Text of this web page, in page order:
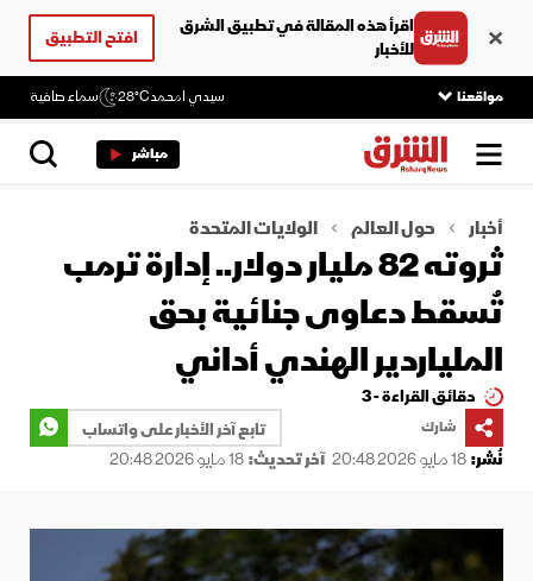
اقرأ هذه المقالة في تطبيق الشرق
للأخبار
افتح التطبيق
مواقعنا سيدي امحمد28°C سماء صافية
مباشر
أخبار حول العالم الولايات المتحدة
ثروته 82 مليار دولار.. إدارة ترمب
تُسقط دعاوى جنائية بحق
الملياردير الهندي أداني
دقائق القراءة - 3
شارك
تابع آخر الأخبار على واتساب
نُشر:18 مايو 2026 20:48 آخر تحديث:18 مايو 2026 20:48